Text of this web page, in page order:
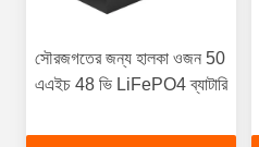
সৌরজগতের জন্য হালকা ওজন 50
এএইচ 48 ভি LiFePO4 ব্যাটারি